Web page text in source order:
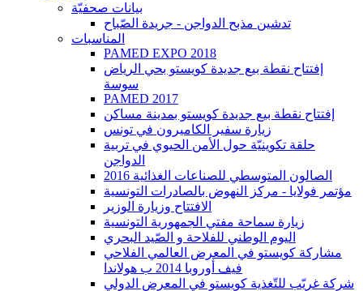
بيانات صحفيّة
تدشين مذبح الدواجن - جريدة الصّباح
المناسبات
PAMED EXPO 2018
إفتتاح نقطة بيع جديدة كويستو بحي الرياض
سوسة
PAMED 2017
إفتتاح نقطة بيع جديدة كويستو بمدينة مساكن
زيارة سفير الكاميرون في تونس
حلقة تكوينيّة حول الأمن الحيوي في تربية
الدواجن
2016 الصالون المتوسطي للصناعات الغذائية
مؤتمر فولايا - مركز النهوض بالصادرات التونسية
الافتتاح وزيارة الوزير
زيارة سماحة مفتي الجمهورية التونسية
اليوم الوطني للفلاحة و الصّيد البحري
مشاركة كويستو في المعرض العالمي الفلاحي
فيف أوروبا 2014 ب هولاندا
شركة غريّب للتّغذية كويستو في المعرض الدولي